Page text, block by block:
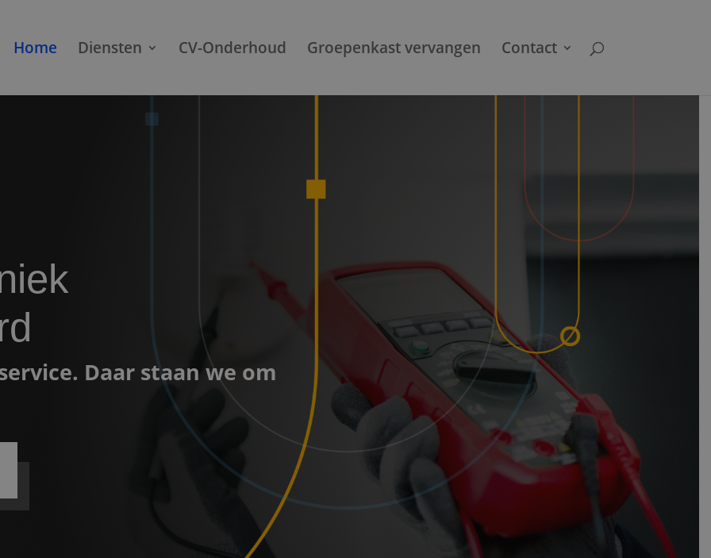
Home Diensten CV-Onderhoud Groepenkast vervangen Contact
Daar staan we om